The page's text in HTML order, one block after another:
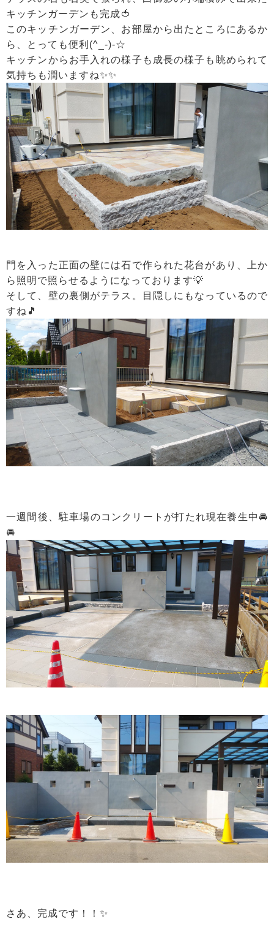
キッチンガーデンも完成🍅
このキッチンガーデン、お部屋から出たところにあるか
ら、とっても便利(^_-)-☆
キッチンからお手入れの様子も成長の様子も眺められて
気持ちも潤いますね✨✨
門を入った正面の壁には石で作られた花台があり、上か
ら照明で照らせるようになっております💡
そして、壁の裏側がテラス。目隠しにもなっているので
すね🎵
一週間後、駐車場のコンクリートが打たれ現在養生中🚘
🚘
さあ、完成です！！✨